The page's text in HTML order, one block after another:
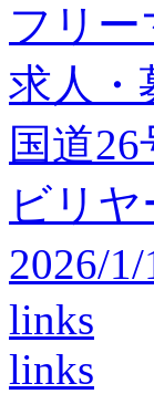
フリ
求人・
国道26
ビリ
2026/
links
links